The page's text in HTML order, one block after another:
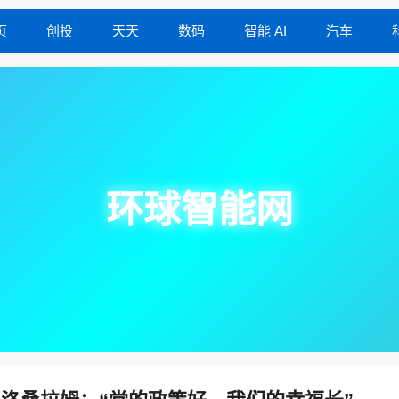
创投 天天 数码 智能 AI 汽车
环球智能网